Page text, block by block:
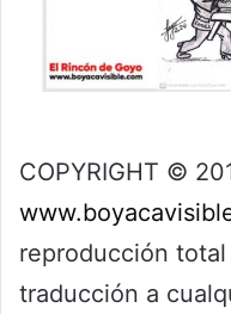
COPYRIGHT ©
reproducción
traducción a